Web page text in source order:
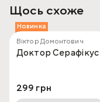
Щось схоже
Новинка
Віктор Домонтович
Доктор Серафікус
299 грн